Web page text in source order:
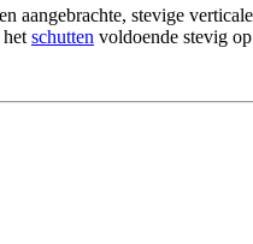
aangebrachte, stevige
schutten voldoende stevig